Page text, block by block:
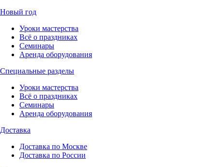
Новый год
Уроки мастерства
Всё о праздниках
Семинары
Аренда оборудования
Специальные разделы
Уроки мастерства
Всё о праздниках
Семинары
Аренда оборудования
Доставка
Доставка по Москве
Доставка по России